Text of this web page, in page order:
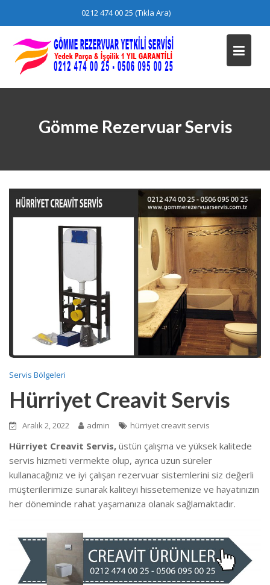
content
0212 474 00 25 (Tıkla Ara)
Gömme Rezervuar Servis
Servis Bölgeleri
Hürriyet Creavit Servis
Aralık 2, 2022 admin hürriyet creavit servis
Hürriyet Creavit Servis, üstün çalışma ve yüksek kalitede
servis hizmeti vermekte olup, ayrıca uzun süreler
kullanacağınız ve iyi çalışan rezervuar sistemlerini siz değerli
müşterilerimize sunarak kaliteyi hissetemenize ve hayatınızın
her döneminde rahat yaşamanıza olanak sağlamaktadır.